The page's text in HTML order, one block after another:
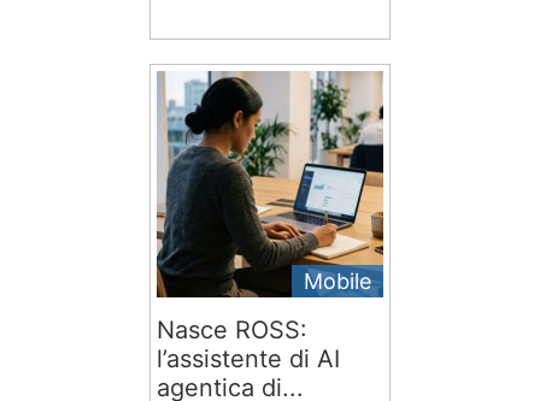
Mobile
Nasce ROSS:
l’assistente di AI
agentica di...